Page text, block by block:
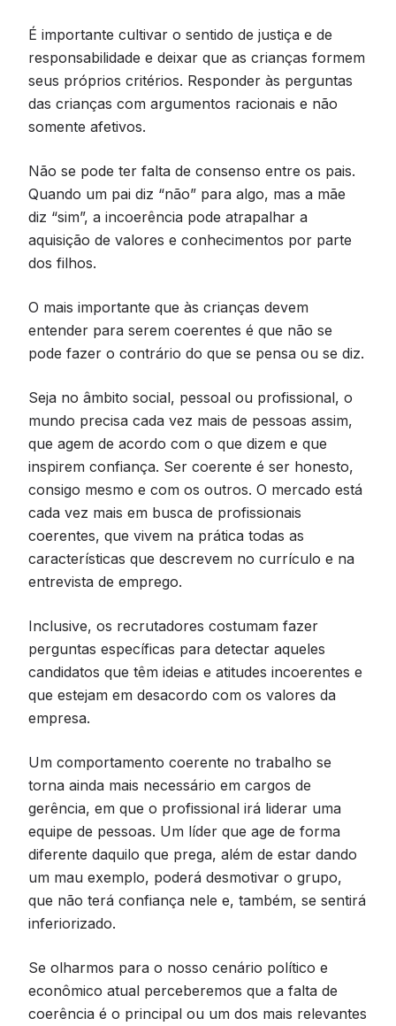
É importante cultivar o sentido de justiça e de
responsabilidade e deixar que as crianças formem
seus próprios critérios. Responder às perguntas
das crianças com argumentos racionais e não
somente afetivos.
Não se pode ter falta de consenso entre os pais.
Quando um pai diz “não” para algo, mas a mãe
diz “sim”, a incoerência pode atrapalhar a
aquisição de valores e conhecimentos por parte
dos filhos.
O mais importante que às crianças devem
entender para serem coerentes é que não se
pode fazer o contrário do que se pensa ou se diz.
Seja no âmbito social, pessoal ou profissional, o
mundo precisa cada vez mais de pessoas assim,
que agem de acordo com o que dizem e que
inspirem confiança. Ser coerente é ser honesto,
consigo mesmo e com os outros. O mercado está
cada vez mais em busca de profissionais
coerentes, que vivem na prática todas as
características que descrevem no currículo e na
entrevista de emprego.
Inclusive, os recrutadores costumam fazer
perguntas específicas para detectar aqueles
candidatos que têm ideias e atitudes incoerentes e
que estejam em desacordo com os valores da
empresa.
Um comportamento coerente no trabalho se
torna ainda mais necessário em cargos de
gerência, em que o profissional irá liderar uma
equipe de pessoas. Um líder que age de forma
diferente daquilo que prega, além de estar dando
um mau exemplo, poderá desmotivar o grupo,
que não terá confiança nele e, também, se sentirá
inferiorizado.
Se olharmos para o nosso cenário político e
econômico atual perceberemos que a falta de
coerência é o principal ou um dos mais relevantes